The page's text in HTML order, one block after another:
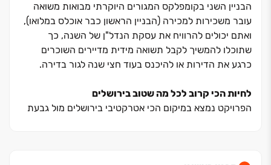
הבניין השני בקומפלקס המגורים היוקרתי מבואות משואה
עובר משכירות למכירה (הבניין הראשון כבר אוכלס במלואו),
ואתם יכולים להרוויח את עסקת הנדל"ן של השנה, כך
שתוכלו להמשיך לקבל תשואה מידית מדיירים השוכרים
כרגע את הדירות או להיכנס בעוד חצי שנה לגור בדירה.
לחיות הכי קרוב לכל מה שטוב בירושלים
הפרויקט נמצא במיקום הכי אטרקטיבי בירושלים מול גבעת